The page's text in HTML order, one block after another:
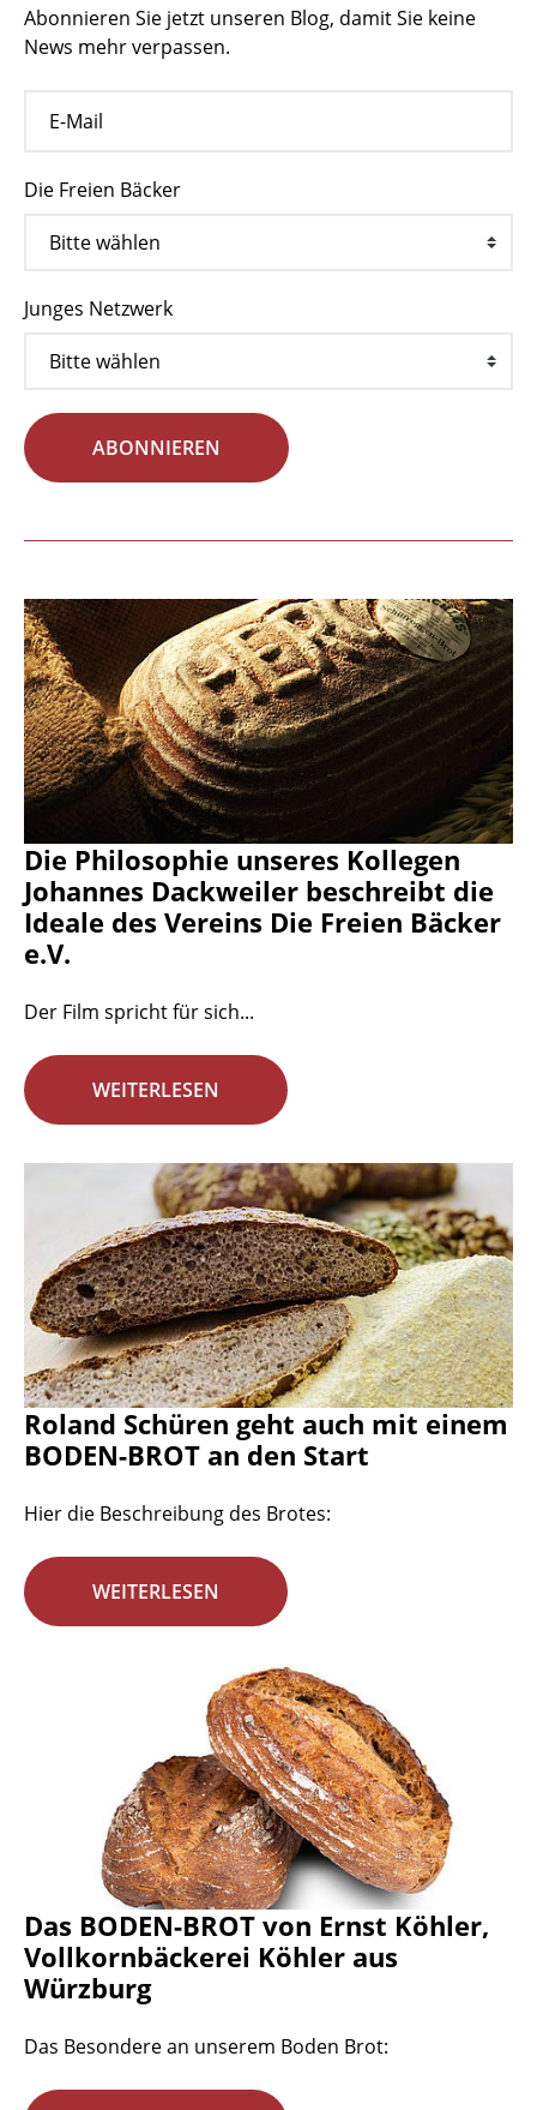
Abonnieren Sie jetzt unseren Blog, damit Sie keine
News mehr verpassen.
Die Freien Bäcker
Junges Netzwerk
ABONNIEREN
Die Philosophie unseres Kollegen
Johannes Dackweiler beschreibt die
Ideale des Vereins Die Freien Bäcker
e.V.
Der Film spricht für sich...
WEITERLESEN
Roland Schüren geht auch mit einem
BODEN-BROT an den Start
Hier die Beschreibung des Brotes:
WEITERLESEN
Das BODEN-BROT von Ernst Köhler,
Vollkornbäckerei Köhler aus
Würzburg
Das Besondere an unserem Boden Brot: